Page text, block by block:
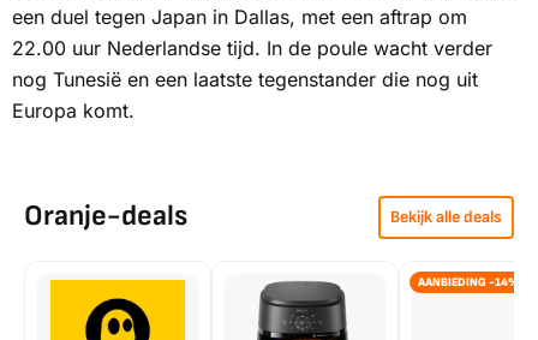
een duel tegen Japan in Dallas, met een aftrap om
22.00 uur Nederlandse tijd. In de poule wacht verder
nog Tunesië en een laatste tegenstander die nog uit
Europa komt.
Oranje-deals Bekijk alle deals
AANBIEDING -14%